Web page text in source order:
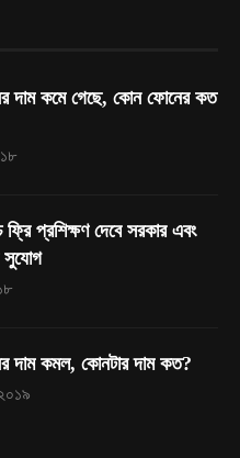
দাম কমে গেছে, কোন ফোনের কত
ফ্রি প্রশিক্ষণ দেবে সরকার এবং
সুযোগ
দাম কমল, কোনটার দাম কত?